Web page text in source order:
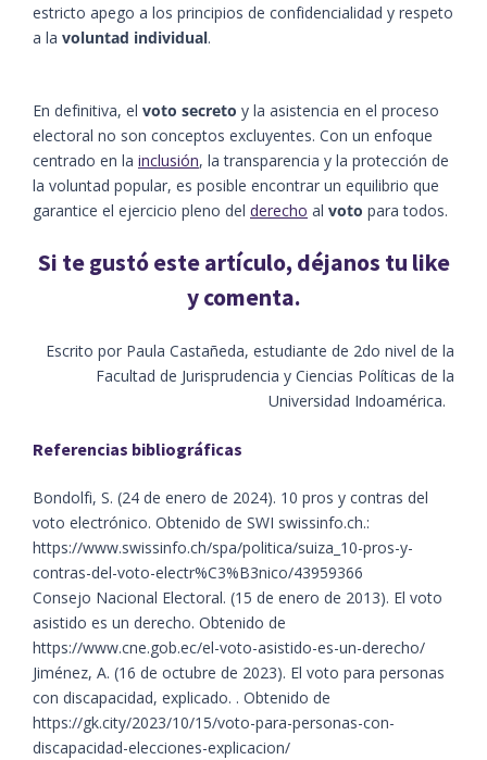
estricto apego a los principios de confidencialidad y respeto
a la voluntad individual.
En definitiva, el voto secreto y la asistencia en el proceso
electoral no son conceptos excluyentes. Con un enfoque
centrado en la inclusión, la transparencia y la protección de
la voluntad popular, es posible encontrar un equilibrio que
garantice el ejercicio pleno del derecho al voto para todos.
Si te gustó este artículo, déjanos tu like
y comenta.
Escrito por Paula Castañeda, estudiante de 2do nivel de la
Facultad de Jurisprudencia y Ciencias Políticas de la
Universidad Indoamérica.
​​Referencias bibliográficas
​​Bondolfi, S. (24 de enero de 2024). 10 pros y contras del
voto electrónico. Obtenido de SWI swissinfo.ch.:
https://www.swissinfo.ch/spa/politica/suiza_10-pros-y-
contras-del-voto-electr%C3%B3nico/43959366
​Consejo Nacional Electoral. (15 de enero de 2013). El voto
asistido es un derecho. Obtenido de
https://www.cne.gob.ec/el-voto-asistido-es-un-derecho/
​Jiménez, A. (16 de octubre de 2023). El voto para personas
con discapacidad, explicado. . Obtenido de
https://gk.city/2023/10/15/voto-para-personas-con-
discapacidad-elecciones-explicacion/